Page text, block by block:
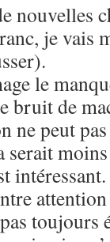
nouvelles
je vais
le
bruit de
ne peut
serait